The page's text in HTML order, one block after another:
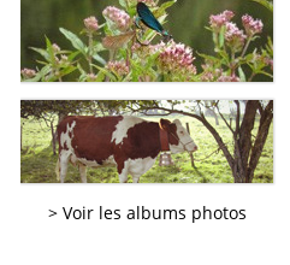
Voir les albums photos